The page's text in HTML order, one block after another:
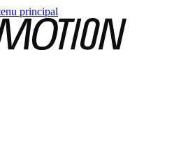
principal